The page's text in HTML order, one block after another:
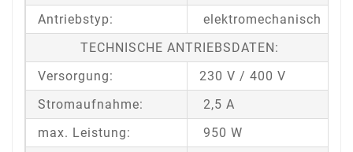
Antriebstyp:
elektromechanisch
TECHNISCHE ANTRIEBSDATEN:
Versorgung:
230 V / 400 V
Stromaufnahme:
2,5 A
max. Leistung:
950 W